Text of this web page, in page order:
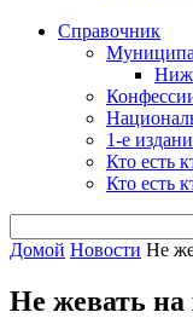
Справочник
1-е
Кто есть
Кто есть
Домой Новости Не
Не жевать на